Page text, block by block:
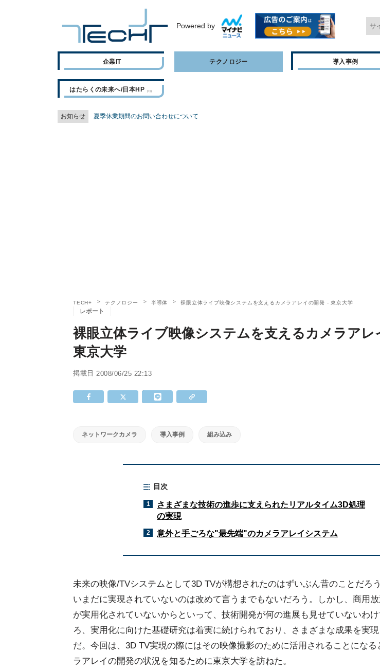
Powered by
企業IT テクノロジー 導入事例
はたらくの未来へ/日本HP
お知らせ 夏季休業期間のお問い合わせについて
TECH+ テクノロジー 半導体 裸眼立体ライブ映像システムを支えるカメラアレイの開発 - 東京大学
レポート
裸眼立体ライブ映像システムを支えるカメラアレ
東京大学
掲載日 2008/06/25 22:13
ネットワークカメラ 導入事例 組み込み
目次
1
さまざまな技術の進歩に支えられたリアルタイム3D処理
の実現
2 意外と手ごろな"最先端"のカメラアレイシステム
未来の映像/TVシステムとして3D TVが構想されたのはずいぶん昔のことだろ
いまだに実現されていないのは改めて言うまでもないだろう。しかし、商用
が実用化されていないからといって、技術開発が何の進展も見せていないわ
ろ、実用化に向けた基礎研究は着実に続けられており、さまざまな成果を実
だ。今回は、3D TV実現の際にはその映像撮影のために活用されることになる
ラアレイの開発の状況を知るために東京大学を訪ねた。